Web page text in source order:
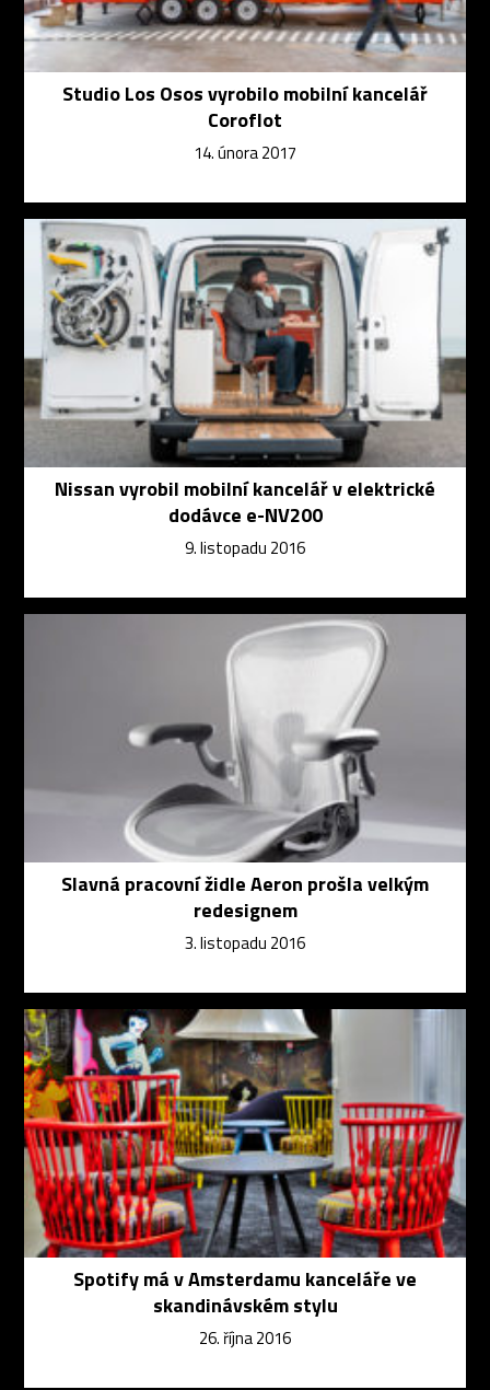
Studio Los Osos vyrobilo mobilní kancelář
Coroflot
14. února 2017
Nissan vyrobil mobilní kancelář v elektrické
dodávce e-NV200
9. listopadu 2016
Slavná pracovní židle Aeron prošla velkým
redesignem
3. listopadu 2016
Spotify má v Amsterdamu kanceláře ve
skandinávském stylu
26. října 2016